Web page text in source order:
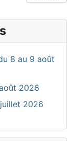
8 au 9 août
2026
2026